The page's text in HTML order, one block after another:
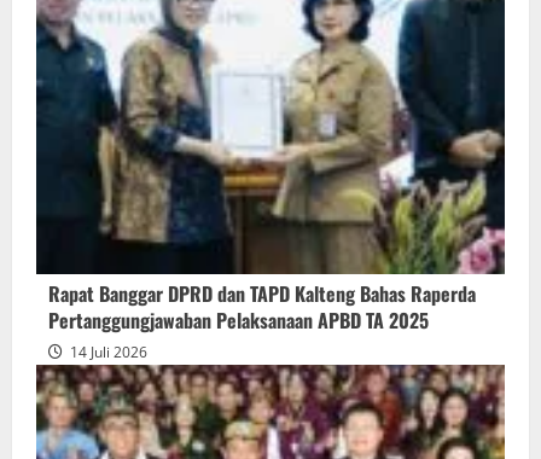
Penyampaian
Pendapat
Akhir
Gubernur
atas
Persetujuan
Bersama
Raperda
Pertanggungjawaban
Pelaksanaan
APBD
2025
Rapat Banggar DPRD dan TAPD Kalteng Bahas Raperda
Pertanggungjawaban Pelaksanaan APBD TA 2025
14 Juli 2026